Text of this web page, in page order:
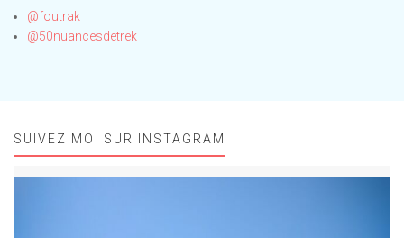
@foutrak
@50nuancesdetrek
SUIVEZ MOI SUR INSTAGRAM